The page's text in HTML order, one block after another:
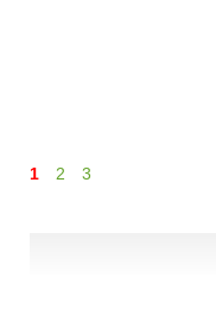
1 2 3